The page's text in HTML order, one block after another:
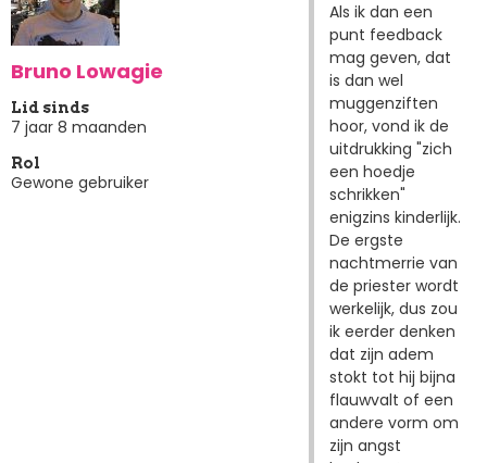
Bruno Lowagie
Lid sinds
7 jaar 8 maanden
Rol
Gewone gebruiker
Als ik dan een
punt feedback
mag geven, dat
is dan wel
muggenziften
hoor, vond ik de
uitdrukking "zich
een hoedje
schrikken"
enigzins kinderlijk.
De ergste
nachtmerrie van
de priester wordt
werkelijk, dus zou
ik eerder denken
dat zijn adem
stokt tot hij bijna
flauwvalt of een
andere vorm om
zijn angst